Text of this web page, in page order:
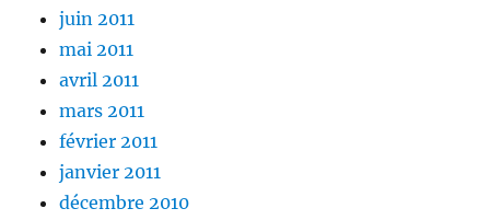
juin 2011
mai 2011
avril 2011
mars 2011
février 2011
janvier 2011
décembre 2010